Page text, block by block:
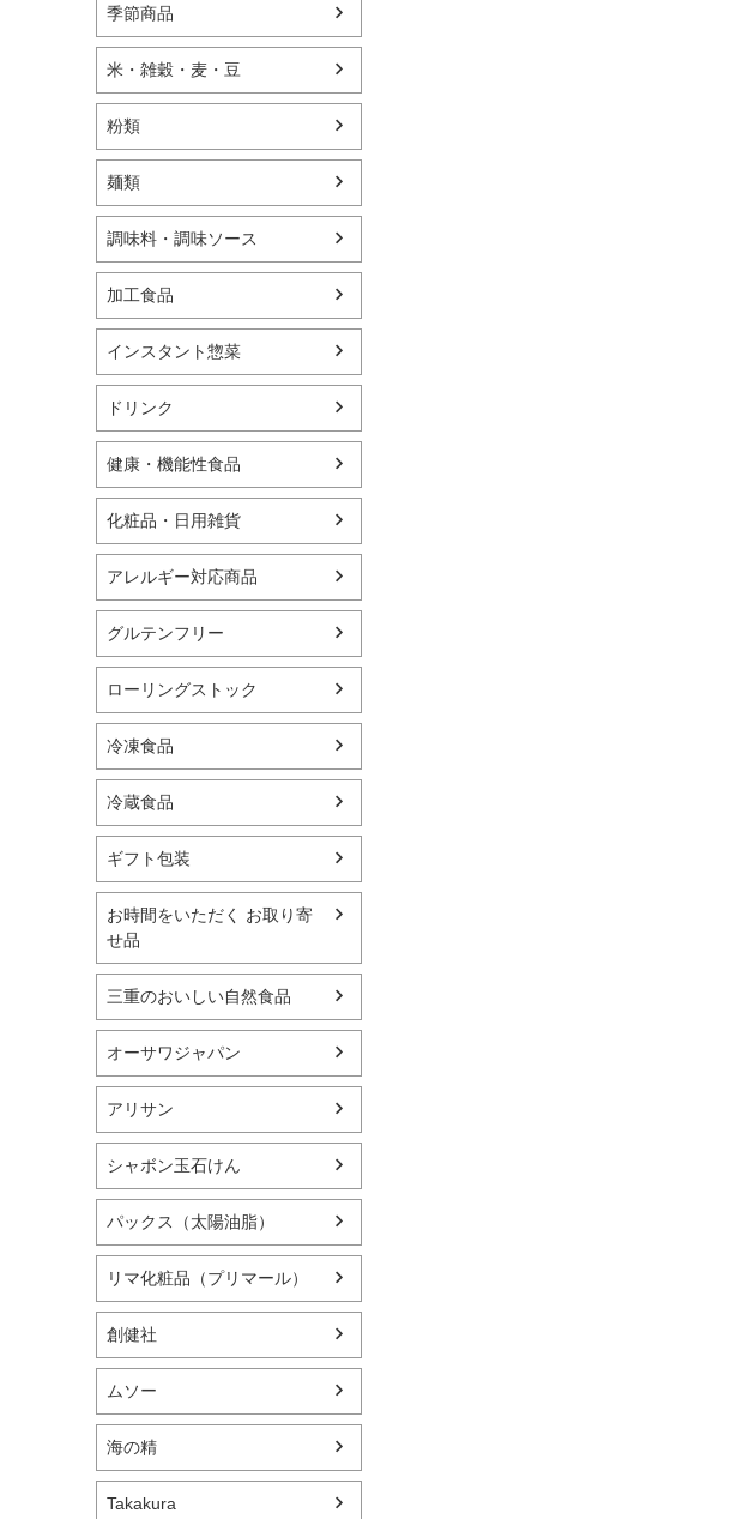
季節商品
米・雑穀・麦・豆
粉類
麺類
調味料・調味ソース
加工食品
インスタント惣菜
ドリンク
健康・機能性食品
化粧品・日用雑貨
アレルギー対応商品
グルテンフリー
ローリングストック
冷凍食品
冷蔵食品
ギフト包装
お時間をいただく お取り寄
せ品
三重のおいしい自然食品
オーサワジャパン
アリサン
シャボン玉石けん
パックス（太陽油脂）
リマ化粧品（プリマール）
創健社
ムソー
海の精
Takakura